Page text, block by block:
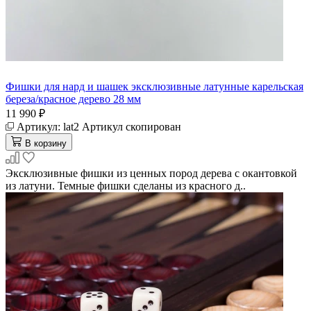
Фишки для нард и шашек эксклюзивные латунные карельская
береза/красное дерево 28 мм
11 990 ₽
Артикул: lat2 Артикул скопирован
В корзину
Эксклюзивные фишки из ценных пород дерева с окантовкой
из латуни. Темные фишки сделаны из красного д..